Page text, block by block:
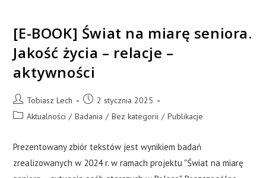
[E-BOOK] Świat na miarę seniora.
Jakość życia – relacje –
aktywności
Tobiasz Lech
2 stycznia 2025
Aktualności / Badania / Bez kategorii / Publikacje
Prezentowany zbiór tekstów jest wynikiem badań
zrealizowanych w 2024 r. w ramach projektu "Świat na miarę